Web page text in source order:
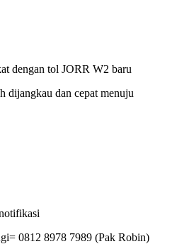
dengan tol JORR W2 baru
dijangkau dan cepat menuju
0812 8978 7989 (Pak Robin)